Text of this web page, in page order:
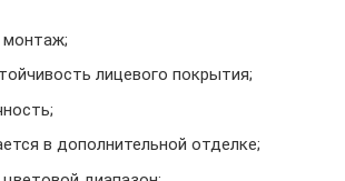
лицевого покрытия;
в дополнительной отделке;